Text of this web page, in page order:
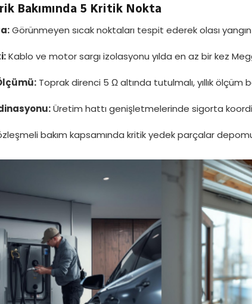
Bakımında 5 Kritik Nokta
Görünmeyen sıcak noktaları tespit ederek olası
Kablo ve motor sargı izolasyonu yılda en az bir kez
Toprak direnci 5 Ω altında tutulmalı, yıllık ölçüm
Üretim hattı genişletmelerinde sigorta
bakım kapsamında kritik yedek parçalar